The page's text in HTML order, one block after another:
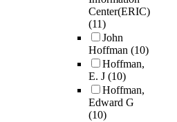
Center(ERIC)
(11)
John
Hoffman (10)
Hoffman,
E. J (10)
Hoffman,
Edward G
(10)